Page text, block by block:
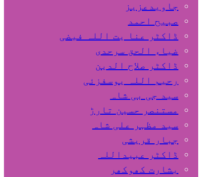
جاویدعزیز
صبیح احمد
ڈاکٹر عنا یت اللہ فیضی
ضیاء الحق سرحدی
ڈاکٹر صلاح الدین
رحیم اللہ یوسفزئی
سید جی بی شاہ
مستنصر حسین تارڑ
سید مظہر علی شاہ
جبار قریشی
ڈاکٹر عبیداللہ
بشارت کھوکھر